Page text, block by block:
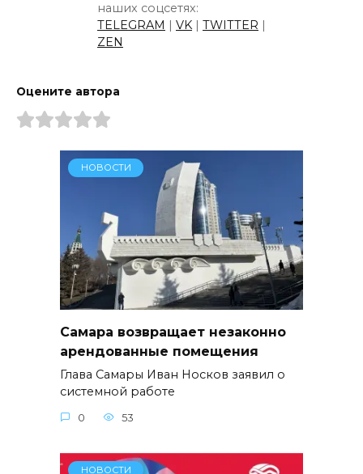
наших соцсетях:
TELEGRAM | VK | TWITTER |
ZEN
Оцените автора
НОВОСТИ
Самара возвращает незаконно
арендованные помещения
Глава Самары Иван Носков заявил о
системной работе
0 53
НОВОСТИ